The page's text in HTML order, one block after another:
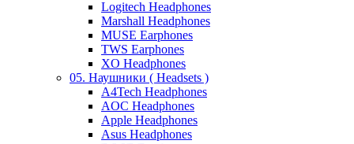
Logitech Headphones
Marshall Headphones
MUSE Earphones
TWS Earphones
XO Headphones
05. Наушники ( Headsets )
A4Tech Headphones
AOC Headphones
Apple Headphones
Asus Headphones